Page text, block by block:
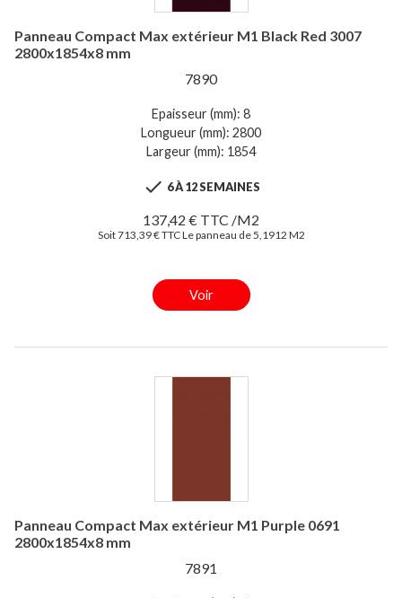
Panneau Compact Max extérieur M1 Black Red 3007
2800x1854x8 mm
7890
Epaisseur (mm): 8
Longueur (mm): 2800
Largeur (mm): 1854
 6 À 12 SEMAINES
137,42 € TTC /M2
Soit 713,39 € TTC Le panneau de 5,1912 M2
Voir
Panneau Compact Max extérieur M1 Purple 0691
2800x1854x8 mm
7891